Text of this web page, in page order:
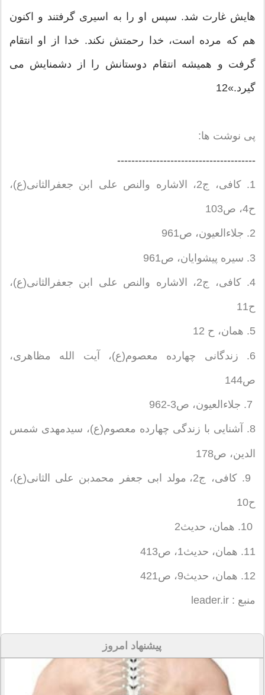
هایش غارت شد. سپس او را به اسیری گرفتند و اکنون
هم که مرده است، خدا رحمتش نکند. خدا از او انتقام
گرفت و همیشه انتقام دوستانش را از دشمنایش می
گیرد.»12
پی نوشت ها:
---------------------------------------
1. کافی، ج2، الاشاره والنص علی ابن جعفرالثانی(ع)،
ح4، ص103
2. جلاءالعیون، ص961
3. سیره پیشوایان، ص961
4. کافی، ج2، الاشاره والنص علی ابن جعفرالثانی(ع)،
ح11
5. همان، ح 12
6. زندگانی چهارده معصوم(ع)، آیت الله مظاهری،
ص144
8. آشنایی با زندگی چهارده معصوم(ع)، سیدمهدی شمس
الدین، ص178
9. کافی، ج2، مولد ابی جعفر محمدبن علی الثانی(ع)،
ح10
11. همان، حدیث1، ص413
12. همان، حدیث9، ص421
منبع : leader.ir
پیشنهاد امروز